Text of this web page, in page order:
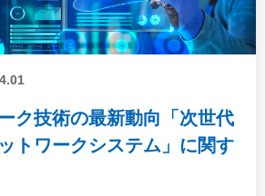
ク技術の最新動向「次世代
トワークシステム」に関す